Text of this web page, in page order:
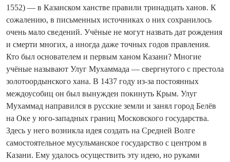
1552) — в Казанском ханстве правили тринадцать ханов. К
сожалению, в письменных источниках о них сохранилось
очень мало сведений. Учёные не могут назвать дат рождения
и смерти многих, а иногда даже точных годов правления.
Кто был основателем и первым ханом Казани? Многие
учёные называют Улуг Мухаммада — сверг­нутого с престола
золотоордынского хана. В 1437 году из-за постоянных
междоусобиц он был вынужден покинуть Крым. Улуг
Мухаммад направился в русские земли и занял город Белёв
на Оке у юго-западных границ Московского государства.
Здесь у него возникла идея создать на Средней Волге
самостоятельное мусульманское государство с центром в
Казани. Ему удалось осуществить эту идею, но руками